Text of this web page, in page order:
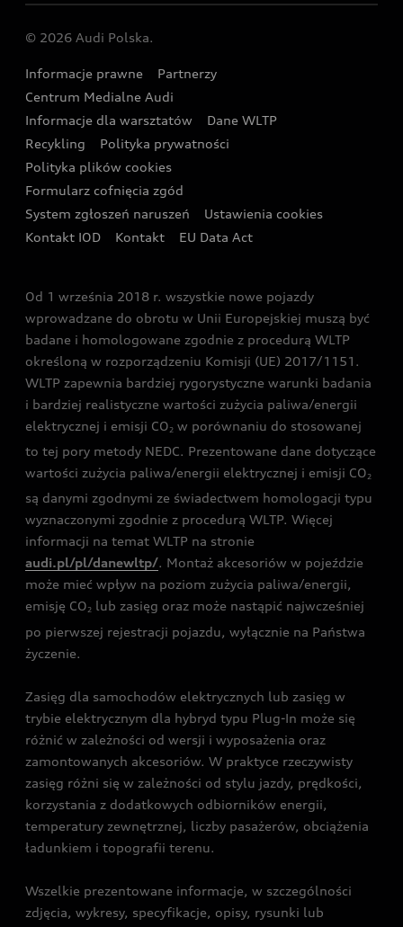
Skonfiguruj swój model z Ekspertem Audi
Wyszukaj najbliższego Partnera Audi
Oferta dla przedsiębiorców
Oferta dla klientów prywatnych
Kalkulator rat
Ubezpieczenie
Audi exclusive
Zasięg
Centrum napraw powypadkowych
Gwarancja
Akcje serwisowe Audi
Katalog online akcesoriów
Audi i Muzeum Sztuki Nowoczesnej w Warszawie
Audi driving experience
Audi quattro Cup
Audi i Puchar Świata w Skokach Narciarskich w
Zakopanem
© 2026 Audi Polska.
Informacje prawne
Partnerzy
Centrum Medialne Audi
Informacje dla warsztatów
Dane WLTP
Recykling
Polityka prywatności
Polityka plików cookies
Formularz cofnięcia zgód
System zgłoszeń naruszeń
Ustawienia cookies
Kontakt IOD
Kontakt EU Data Act
Od 1 września 2018 r. wszystkie nowe pojazdy
wprowadzane do obrotu w Unii Europejskiej muszą być
badane i homologowane zgodnie z procedurą WLTP
określoną w rozporządzeniu Komisji (UE) 2017/1151.
WLTP zapewnia bardziej rygorystyczne warunki badania
i bardziej realistyczne wartości zużycia paliwa/energii
elektrycznej i emisji CO2 w porównaniu do stosowanej
to tej pory metody NEDC. Prezentowane dane dotyczące
wartości zużycia paliwa/energii elektrycznej i emisji CO2
są danymi zgodnymi ze świadectwem homologacji typu
wyznaczonymi zgodnie z procedurą WLTP. Więcej
informacji na temat WLTP na stronie
audi.pl/pl/danewltp/. Montaż akcesoriów w pojeździe
może mieć wpływ na poziom zużycia paliwa/energii,
emisję CO2 lub zasięg oraz może nastąpić najwcześniej
po pierwszej rejestracji pojazdu, wyłącznie na Państwa
życzenie.
Zasięg dla samochodów elektrycznych lub zasięg w
trybie elektrycznym dla hybryd typu Plug-In może się
różnić w zależności od wersji i wyposażenia oraz
zamontowanych akcesoriów. W praktyce rzeczywisty
zasięg różni się w zależności od stylu jazdy, prędkości,
korzystania z dodatkowych odbiorników energii,
temperatury zewnętrznej, liczby pasażerów, obciążenia
ładunkiem i topografii terenu.
Wszelkie prezentowane informacje, w szczególności
zdjęcia, wykresy, specyfikacje, opisy, rysunki lub